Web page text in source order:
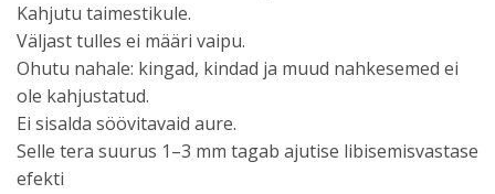
Kahjutu taimestikule.
Väljast tulles ei määri vaipu.
Ohutu nahale: kingad, kindad ja muud nahkesemed ei
ole kahjustatud.
Ei sisalda söövitavaid aure.
Selle tera suurus 1–3 mm tagab ajutise libisemisvastase
efekti